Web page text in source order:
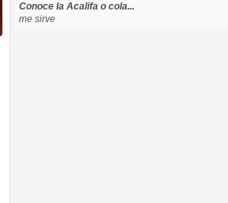
Conoce la Acalifa o cola...
me sirve